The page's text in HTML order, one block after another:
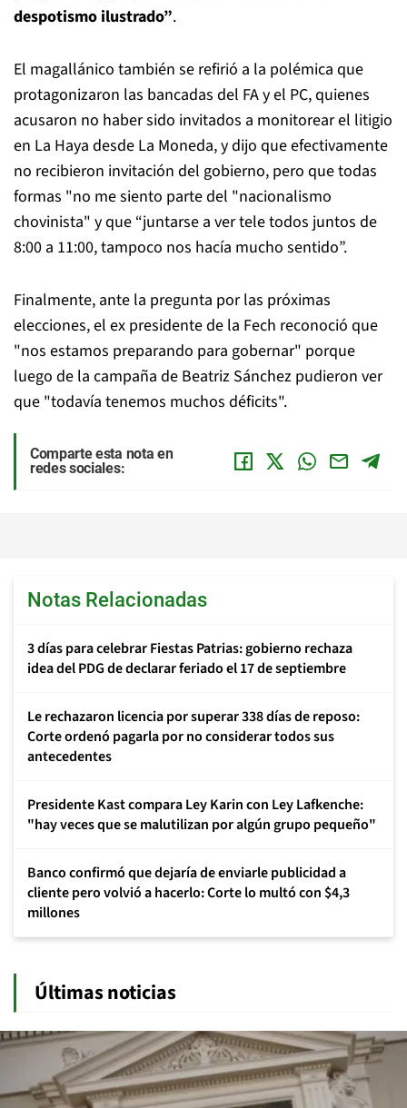
despotismo ilustrado”.
El magallánico también se refirió a la polémica que
protagonizaron las bancadas del FA y el PC, quienes
acusaron no haber sido invitados a monitorear el litigio
en La Haya desde La Moneda, y dijo que efectivamente
no recibieron invitación del gobierno, pero que todas
formas "no me siento parte del "nacionalismo
chovinista" y que “juntarse a ver tele todos juntos de
8:00 a 11:00, tampoco nos hacía mucho sentido”.
Finalmente, ante la pregunta por las próximas
elecciones, el ex presidente de la Fech reconoció que
"nos estamos preparando para gobernar" porque
luego de la campaña de Beatriz Sánchez pudieron ver
que "todavía tenemos muchos déficits".
Comparte esta nota en
redes sociales:
Notas Relacionadas
3 días para celebrar Fiestas Patrias: gobierno rechaza
idea del PDG de declarar feriado el 17 de septiembre
Le rechazaron licencia por superar 338 días de reposo:
Corte ordenó pagarla por no considerar todos sus
antecedentes
Presidente Kast compara Ley Karin con Ley Lafkenche:
"hay veces que se malutilizan por algún grupo pequeño"
Banco confirmó que dejaría de enviarle publicidad a
cliente pero volvió a hacerlo: Corte lo multó con $4,3
millones
Últimas noticias